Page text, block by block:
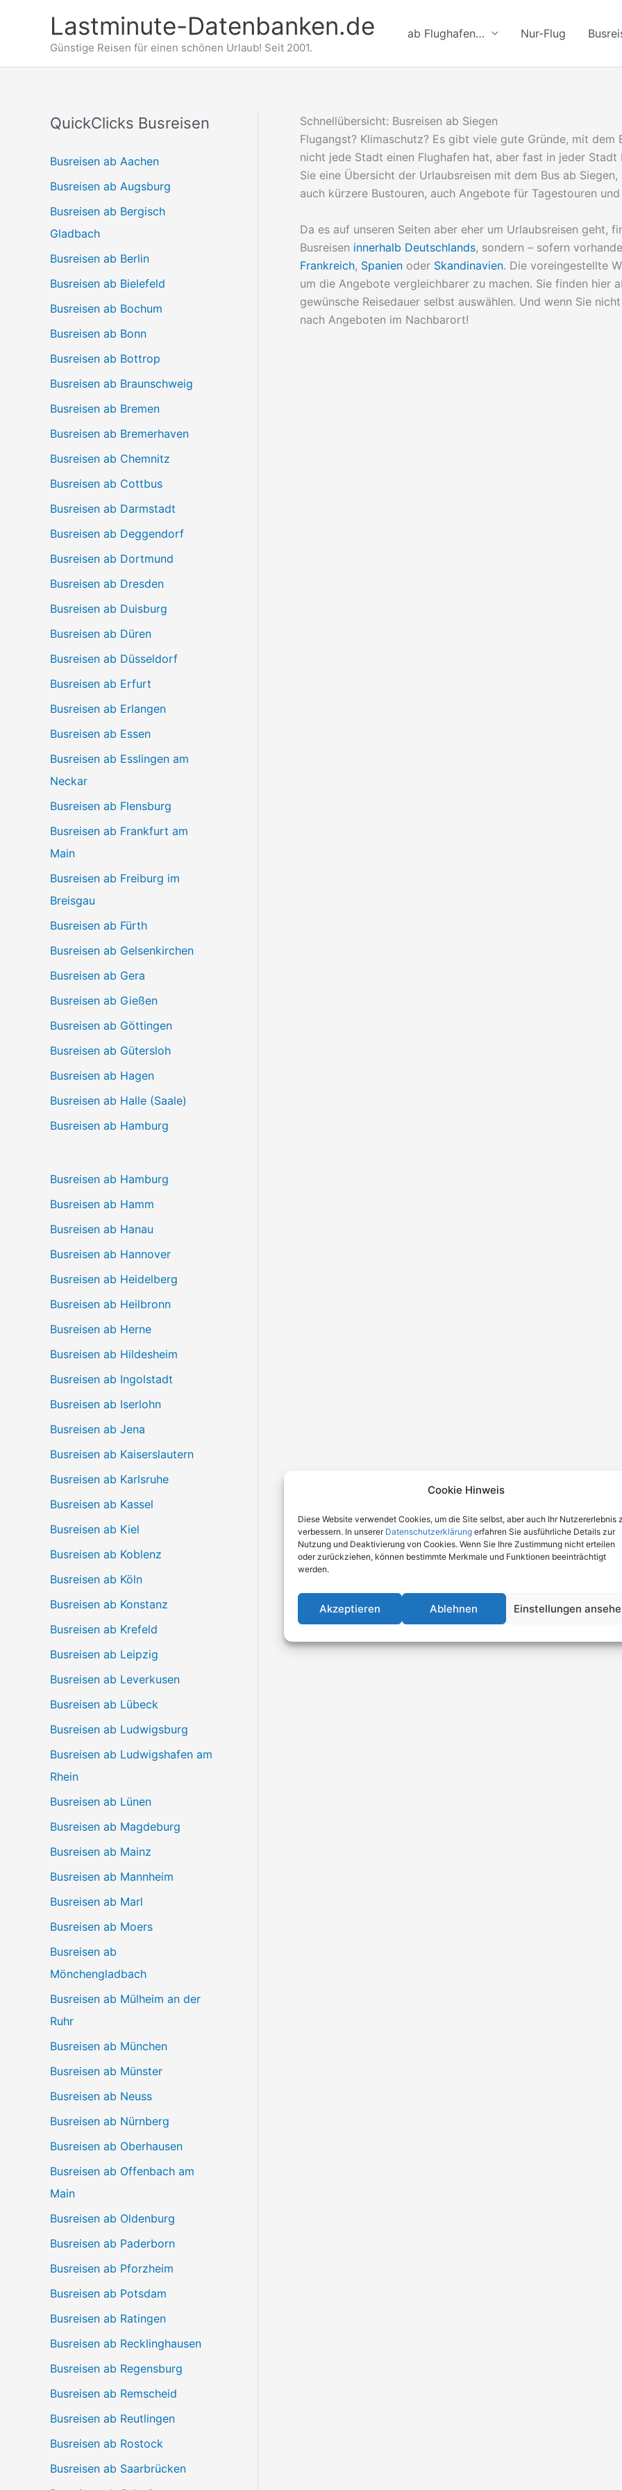
Cookie Hinweis
Diese Website verwendet Cookies, um die Site selbst, aber auch Ihr Nutzererlebnis
verbessern. In unserer Datenschutzerklärung erfahren Sie ausführliche Details zur
Nutzung und Deaktivierung von Cookies. Wenn Sie Ihre Zustimmung nicht erteilen
oder zurückziehen, können bestimmte Merkmale und Funktionen beeinträchtigt
werden.
Akzeptieren Ablehnen Einstellungen
Lastminute-Datenbanken.de
Günstige Reisen für einen schönen Urlaub! Seit 2001.
ab Flughafen… Nur-Flug
QuickClicks Busreisen
Busreisen ab Aachen
Busreisen ab Augsburg
Busreisen ab Bergisch
Gladbach
Busreisen ab Berlin
Busreisen ab Bielefeld
Busreisen ab Bochum
Busreisen ab Bonn
Busreisen ab Bottrop
Busreisen ab Braunschweig
Busreisen ab Bremen
Busreisen ab Bremerhaven
Busreisen ab Chemnitz
Busreisen ab Cottbus
Busreisen ab Darmstadt
Busreisen ab Deggendorf
Busreisen ab Dortmund
Busreisen ab Dresden
Busreisen ab Duisburg
Busreisen ab Düren
Busreisen ab Düsseldorf
Busreisen ab Erfurt
Busreisen ab Erlangen
Busreisen ab Essen
Busreisen ab Esslingen am
Neckar
Busreisen ab Flensburg
Busreisen ab Frankfurt am
Main
Busreisen ab Freiburg im
Breisgau
Busreisen ab Fürth
Busreisen ab Gelsenkirchen
Busreisen ab Gera
Busreisen ab Gießen
Busreisen ab Göttingen
Busreisen ab Gütersloh
Busreisen ab Hagen
Busreisen ab Halle (Saale)
Busreisen ab Hamburg
Busreisen ab Hamburg
Busreisen ab Hamm
Busreisen ab Hanau
Busreisen ab Hannover
Busreisen ab Heidelberg
Busreisen ab Heilbronn
Busreisen ab Herne
Busreisen ab Hildesheim
Busreisen ab Ingolstadt
Busreisen ab Iserlohn
Busreisen ab Jena
Busreisen ab Kaiserslautern
Busreisen ab Karlsruhe
Busreisen ab Kassel
Busreisen ab Kiel
Busreisen ab Koblenz
Busreisen ab Köln
Busreisen ab Konstanz
Busreisen ab Krefeld
Busreisen ab Leipzig
Busreisen ab Leverkusen
Busreisen ab Lübeck
Busreisen ab Ludwigsburg
Busreisen ab Ludwigshafen am
Rhein
Busreisen ab Lünen
Busreisen ab Magdeburg
Busreisen ab Mainz
Busreisen ab Mannheim
Busreisen ab Marl
Busreisen ab Moers
Busreisen ab
Mönchengladbach
Busreisen ab Mülheim an der
Ruhr
Busreisen ab München
Busreisen ab Münster
Busreisen ab Neuss
Busreisen ab Nürnberg
Busreisen ab Oberhausen
Busreisen ab Offenbach am
Main
Busreisen ab Oldenburg
Busreisen ab Paderborn
Busreisen ab Pforzheim
Busreisen ab Potsdam
Busreisen ab Ratingen
Busreisen ab Recklinghausen
Busreisen ab Regensburg
Busreisen ab Remscheid
Busreisen ab Reutlingen
Busreisen ab Rostock
Busreisen ab Saarbrücken
Schnellübersicht: Busreisen ab Siegen
Flugangst? Klimaschutz? Es gibt viele gute Gründe, mit
nicht jede Stadt einen Flughafen hat, aber fast in jeder
Sie eine Übersicht der Urlaubsreisen mit dem Bus ab
auch kürzere Bustouren, auch Angebote für Tagestouren
Da es auf unseren Seiten aber eher um Urlaubsreisen geht,
Busreisen innerhalb Deutschlands, sondern – sofern
Frankreich, Spanien oder Skandinavien. Die voreingestellte
um die Angebote vergleichbarer zu machen. Sie finden hier
gewünsche Reisedauer selbst auswählen. Und wenn Sie
nach Angeboten im Nachbarort!